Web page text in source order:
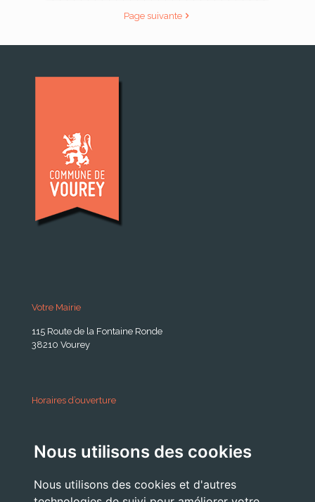
Nous utilisons des cookies
Nous utilisons des cookies et d'autres
Page suivante
Votre Mairie
115 Route de la Fontaine Ronde
38210 Vourey
Horaires d’ouverture
Lundi . Mardi : 10h 12h /16h 18h30
Jeudi . Vendredi : 13h30 / 17h